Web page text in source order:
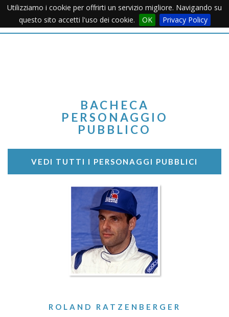
Utilizziamo i cookie per offrirti un servizio migliore. Navigando su
questo sito accetti l'uso dei cookie.
OK Privacy PolicyMenu
BACHECA
PERSONAGGIO
PUBBLICO
VEDI TUTTI I PERSONAGGI PUBBLICI
ROLAND RATZENBERGER